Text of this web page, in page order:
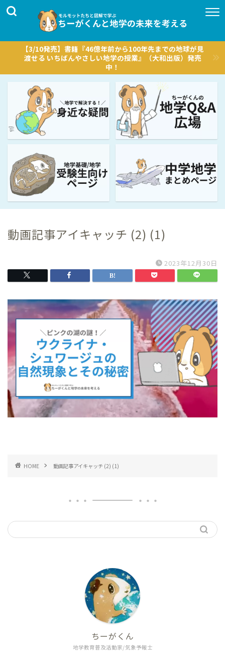
【3/10発売】書籍『46億年前から100年先までの地球が見
渡せる いちばんやさしい地学の授業』（大和出版）発売
中！
動画記事アイキャッチ (2) (1)
2023年12月30日
HOME 動画記事アイキャッチ (2) (1)
地学教育普及活動家/気象予報士
ちーがくん